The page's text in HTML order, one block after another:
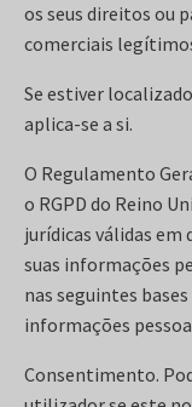
os seus direitos ou
comerciais
Se estiver
aplica-se a si.
O Regulamento
o RGPD do Reino
jurídicas válidas em
suas informações
nas seguintes
informações
Consentimento.